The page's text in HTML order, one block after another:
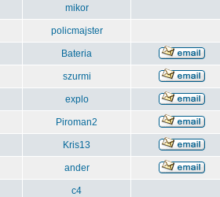
mikor
policmajster
Bateria
szurmi
explo
Piroman2
Kris13
ander
c4